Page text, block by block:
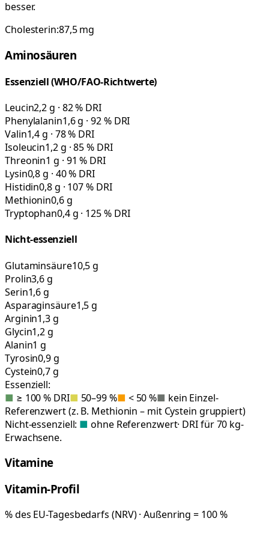
besser.
Cholesterin:87,5mg
Aminosäuren
Essenziell (WHO/FAO-Richtwerte)
Leucin2,2 g · 82 % DRI
Phenylalanin1,6 g · 92 % DRI
Valin1,4 g · 78 % DRI
Isoleucin1,2 g · 85 % DRI
Threonin1 g · 91 % DRI
Lysin0,8 g · 40 % DRI
Histidin0,8 g · 107 % DRI
Methionin0,6 g
Tryptophan0,4 g · 125 % DRI
Nicht-essenziell
Glutaminsäure10,5 g
Prolin3,6 g
Serin1,6 g
Asparaginsäure1,5 g
Arginin1,3 g
Glycin1,2 g
Alanin1 g
Tyrosin0,9 g
Cystein0,7 g
Essenziell:
■ ≥ 100 % DRI■ 50–99 %■ < 50 %■ kein Einzel-
Referenzwert (z. B. Methionin – mit Cystein gruppiert)
Nicht-essenziell: ■ ohne Referenzwert· DRI für 70 kg-
Erwachsene.
Vitamine
Vitamin-Profil
% des EU-Tagesbedarfs (NRV) · Außenring = 100 %